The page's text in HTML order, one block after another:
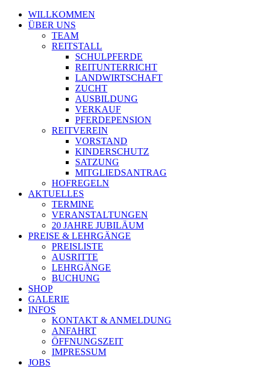
WILLKOMMEN
ÜBER UNS
TEAM
REITSTALL
SCHULPFERDE
REITUNTERRICHT
LANDWIRTSCHAFT
ZUCHT
AUSBILDUNG
VERKAUF
PFERDEPENSION
REITVEREIN
VORSTAND
KINDERSCHUTZ
SATZUNG
MITGLIEDSANTRAG
HOFREGELN
AKTUELLES
TERMINE
VERANSTALTUNGEN
20 JAHRE JUBILÄUM
PREISE & LEHRGÄNGE
PREISLISTE
AUSRITTE
LEHRGÄNGE
BUCHUNG
SHOP
GALERIE
INFOS
KONTAKT & ANMELDUNG
ANFAHRT
ÖFFNUNGSZEIT
IMPRESSUM
JOBS